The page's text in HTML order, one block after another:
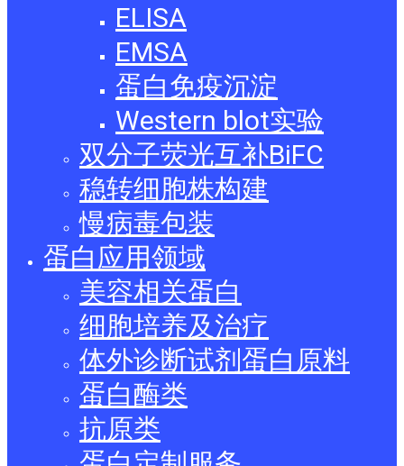
ELISA
EMSA
蛋白免疫沉淀
Western blot实验
双分子荧光互补BiFC
稳转细胞株构建
慢病毒包装
蛋白应用领域
美容相关蛋白
细胞培养及治疗
体外诊断试剂蛋白原料
蛋白酶类
抗原类